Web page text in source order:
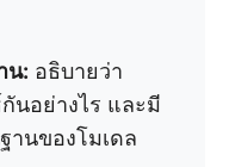
น: อธิบายว่า
นอย่างไร และมี
านของโมเดล